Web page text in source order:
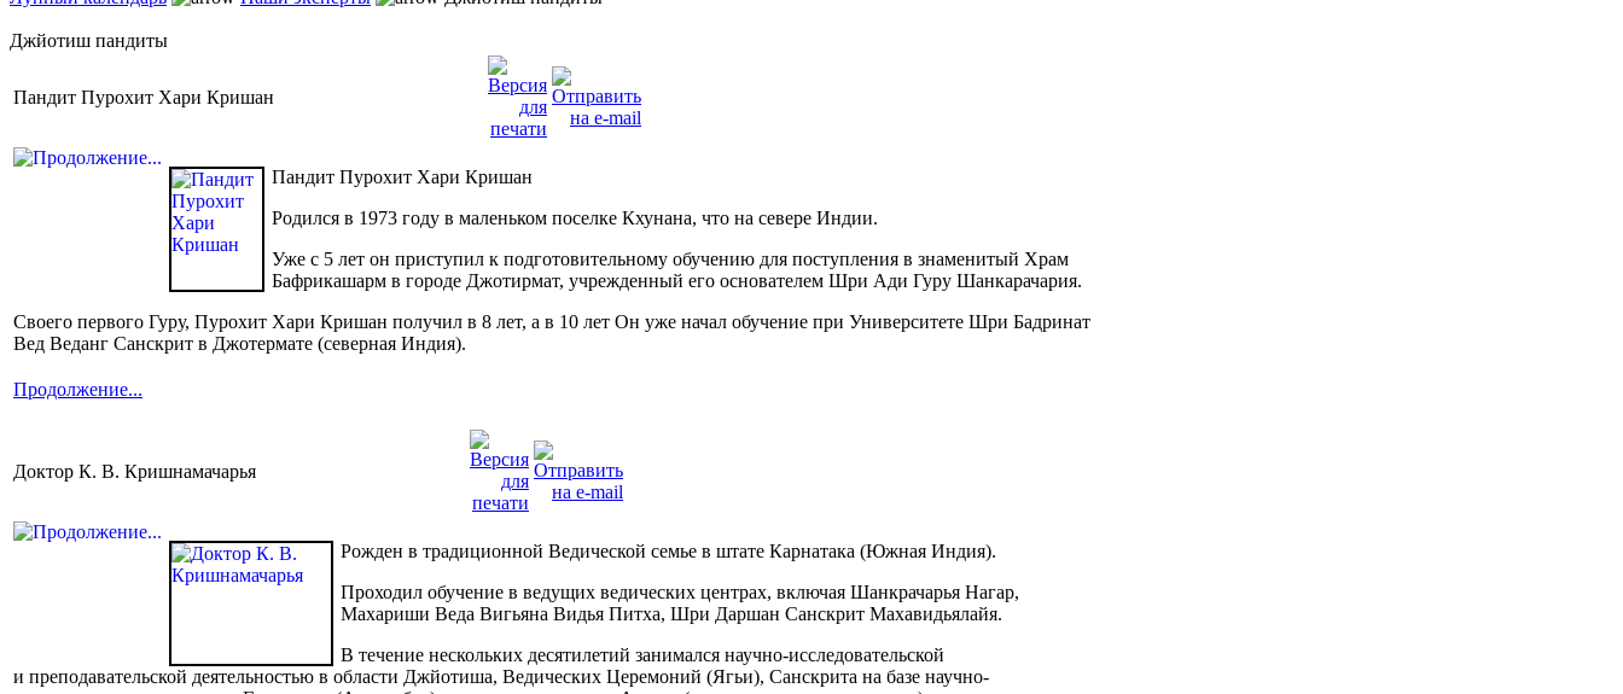
Джйотиш пандиты
Пандит Пурохит Хари Кришан
Пандит Пурохит Хари Кришан
Родился в 1973 году в маленьком поселке Кхунана, что на севере Индии.
Уже с 5 лет он приступил к подготовительному обучению для поступления в знаменитый Храм
Бафрикашарм в городе Джотирмат, учрежденный его основателем Шри Ади Гуру Шанкарачария.
Своего первого Гуру, Пурохит Хари Кришан получил в 8 лет, а в 10 лет Он уже начал обучение при Университете Шри Бадринат
Вед Веданг Санскрит в Джотермате (северная Индия).
Продолжение...
Доктор К. В. Кришнамачарья
Рожден в традиционной Ведической семье в штате Карнатака (Южная Индия).
Проходил обучение в ведущих ведических центрах, включая Шанкрачарья Нагар,
Махариши Веда Вигьяна Видья Питха, Шри Даршан Санскрит Махавидьялайя.
В течение нескольких десятилетий занимался научно-исследовательской
и преподавательской деятельностью в области Джйотиша, Ведических Церемоний (Ягьи), Санскрита на базе научно-